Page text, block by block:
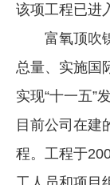
行情报价
该项工程已进
富氧顶吹镍
总量、实施国
实现“十一五”
目前公司在建
程。工程于